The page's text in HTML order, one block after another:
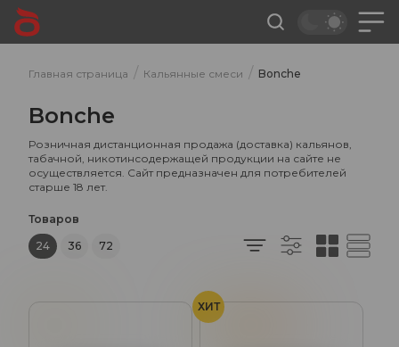
Главная страница / Кальянные смеси / Bonche
Bonche
Розничная дистанционная продажа (доставка) кальянов,
табачной, никотинсодержащей продукции на сайте не
осуществляется. Сайт предназначен для потребителей
старше 18 лет.
Товаров
24
36 72
ХИТ
Мёд